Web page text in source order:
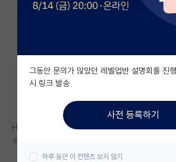
베스트 게시판
자유 게시판(아무개랩)
미국 유학 게시판
미국 대학원 합격 후기 게시판
대학원생 모집 게시판
H 대 인공지능 석사 중인데 박사는 못 할 것 같아
수 있을까요....
그동안 문의가 많았던 레벨업반 설명회를 진
시 링크 발송
사전 등록하기
하루 동안 이 컨텐츠 보지 않기